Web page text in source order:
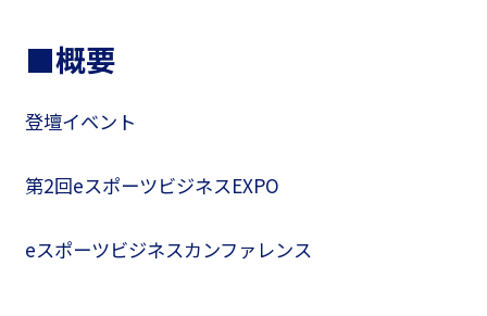
■概要
登壇イベント
第2回eスポーツビジネスEXPO
eスポーツビジネスカンファレンス